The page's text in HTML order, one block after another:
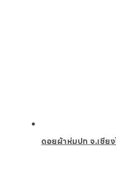
ดอยผ้าห่มปก จ.เชีย